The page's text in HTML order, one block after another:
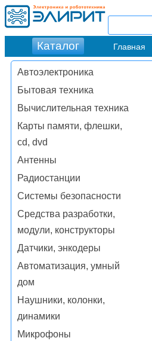
Главная
Автоэлектроника
Бытовая техника
Вычислительная техника
Карты памяти, флешки,
cd, dvd
Антенны
Радиостанции
Системы безопасности
Средства разработки,
модули, конструкторы
Датчики, энкодеры
Автоматизация, умный
дом
Наушники, колонки,
динамики
Микрофоны